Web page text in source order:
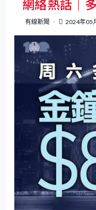
網絡熱話｜
有線新聞 2024年05